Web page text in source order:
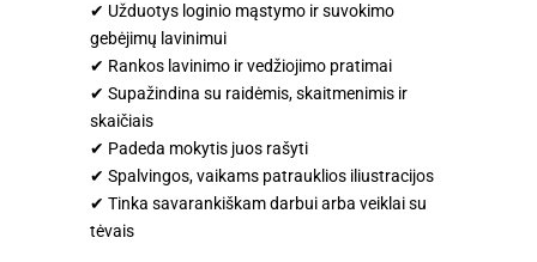
✔ Užduotys loginio mąstymo ir suvokimo
gebėjimų lavinimui
✔ Rankos lavinimo ir vedžiojimo pratimai
✔ Supažindina su raidėmis, skaitmenimis ir
skaičiais
✔ Padeda mokytis juos rašyti
✔ Spalvingos, vaikams patrauklios iliustracijos
✔ Tinka savarankiškam darbui arba veiklai su
tėvais